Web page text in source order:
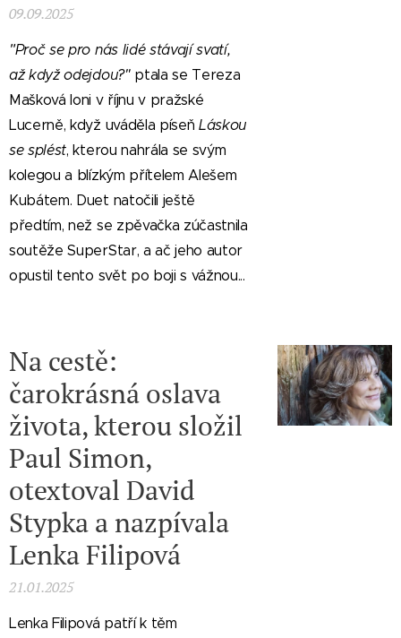
09.09.2025
"Proč se pro nás lidé stávají svatí,
až když odejdou?"ptala se Tereza
Mašková loni v říjnu v pražské
Lucerně, když uváděla píseňLáskou
se splést, kterou nahrála se svým
kolegou a blízkým přítelem Alešem
Kubátem. Duet natočili ještě
předtím, než se zpěvačka zúčastnila
soutěže SuperStar, a ač jeho autor
opustil tento svět po boji s vážnou...
Na cestě:
čarokrásná oslava
života, kterou složil
Paul Simon,
otextoval David
Stypka a nazpívala
Lenka Filipová
21.01.2025
Lenka Filipová patří k těm